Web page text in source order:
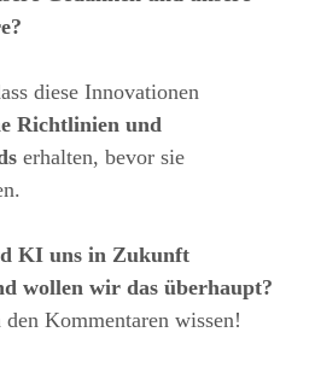
diese Innovationen
Richtlinien und
erhalten, bevor sie
KI uns in Zukunft
wollen wir das überhaupt?
Kommentaren wissen!